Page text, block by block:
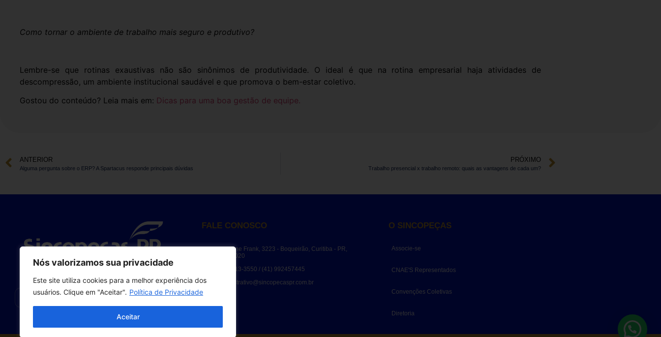
Nós valorizamos sua privacidade
Este site utiliza cookies para a melhor experiência dos
usuários. Clique em "Aceitar". Política de Privacidade
Aceitar
Como tornar o ambiente de trabalho mais seguro e produtivo?
Lembre-se que rotinas exaustivas não são sinônimos de produtividade. O ideal é que na rotina empresarial haja atividades de
descompressão, um ambiente institucional saudável e que promova o bem-estar coletivo.
Gostou do conteúdo? Leia mais em: Dicas para uma boa gestão de equipe.
ANTERIOR
Alguma pergunta sobre o ERP? A Spartacus responde principais dúvidas
PRÓXIMO
Trabalho presencial x trabalho remoto: quais as vantagens de cada um?
FALE CONOSCO
Rua Anne Frank, 3223 - Boqueirão, Curitiba - PR,
81650-020
(41) 3213-3550 / (41) 992457445
administrativo@sincopecaspr.com.br
O SINCOPEÇAS
Associe-se
CNAE'S Representados
Convenções Coletivas
Diretoria